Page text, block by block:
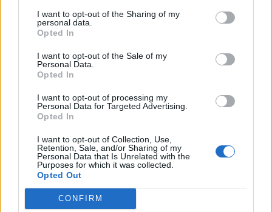
I want to opt-out of the Sharing of my
personal data.
Opted In
I want to opt-out of the Sale of my
Personal Data.
Opted In
I want to opt-out of processing my
Personal Data for Targeted Advertising.
Opted In
I want to opt-out of Collection, Use,
Retention, Sale, and/or Sharing of my
Personal Data that Is Unrelated with the
Purposes for which it was collected.
Opted Out
CONFIRM
nagy része is arra számított, hogy idén alulteljesítő lehet a
magyar részvénypiac, ezzel szemben...
KEDVES OLVASÓNK!
A keresett cikk a portfolio.hu hírarchívumához
tartozik, melynek olvasása előfizetéses
Az előfizetés a következőket tartalmazza:
Portfolio.hu teljes cikkarchívum
Kötéslisták: BÉT elmúlt 2 év napon belüli
kötéslistái